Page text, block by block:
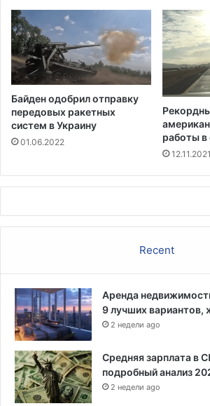
ь
с
к
и
х
р
-
а
ч
е
н
н
ы
х
ш
Байден одобрил отправку
передовых ракетных
систем в Украину
01.06.2022
работы в
12.11.2021
Recent
Аренда
9 лучших вариантов,
2 недели ago
Средняя зарплата в
подробный анализ
2 недели ago